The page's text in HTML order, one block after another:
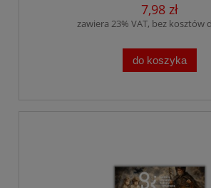
7,98 zł
zawiera 23% VAT, bez kosztów
do koszyka